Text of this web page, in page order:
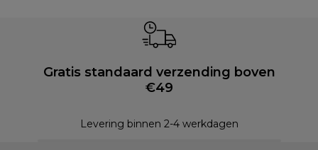
Gratis standaard verzending boven
€49
Levering binnen 2-4 werkdagen